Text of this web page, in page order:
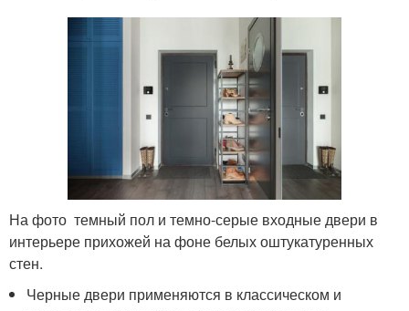
На фото темный пол и темно-серые входные двери в
интерьере прихожей на фоне белых оштукатуренных
стен.
Черные двери применяются в классическом и